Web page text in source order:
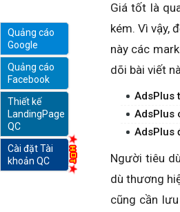
Giá tốt là
kém. Vì vậy,
này các
dõi bài viết
AdsPlus
AdsPlus
AdsPlus
Người tiêu
dù thương
cũng cần
Quảng cáo
Google
Quảng cáo
Facebook
Thiết kế
LandingPage
QC
Cài đặt Tài
khoản QC